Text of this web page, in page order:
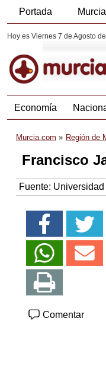
Portada Murcia
Hoy es Viernes 7 de Agosto
Economía
Murcia.com Región de
Francisco
Fuente:
Comentar